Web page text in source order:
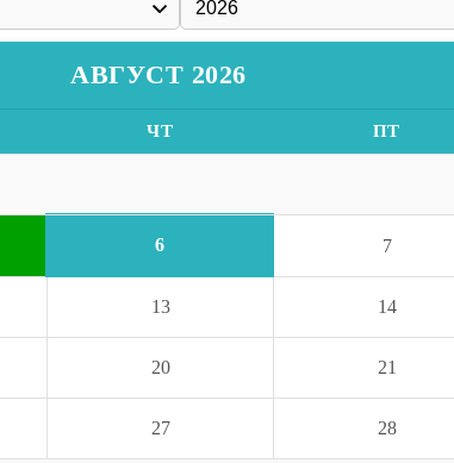
АВГУСТ 2026
ЧТ ПТ
6 7
13 14
20 21
27 28